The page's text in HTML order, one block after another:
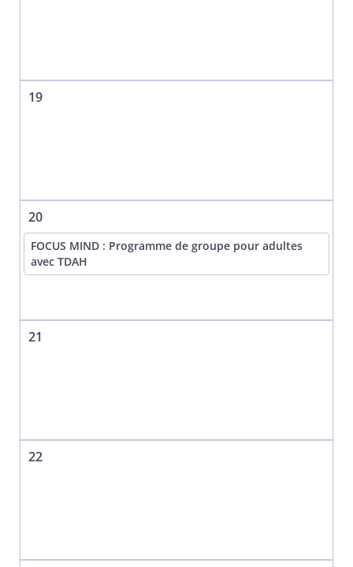
19
20
FOCUS MIND : Programme de groupe pour adultes
avec TDAH
21
22